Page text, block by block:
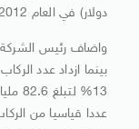
دولار) في العام 2012.